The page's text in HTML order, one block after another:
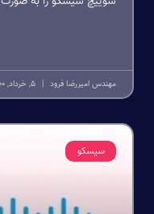
مهندس امیررضا فرود
سیسکو